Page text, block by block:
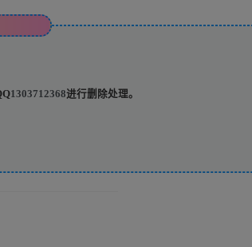
1303712368进行删除处理。